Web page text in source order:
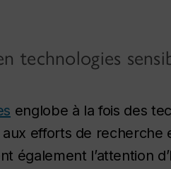
technologies
englobe à la fois des
efforts de recherche
également l’attention